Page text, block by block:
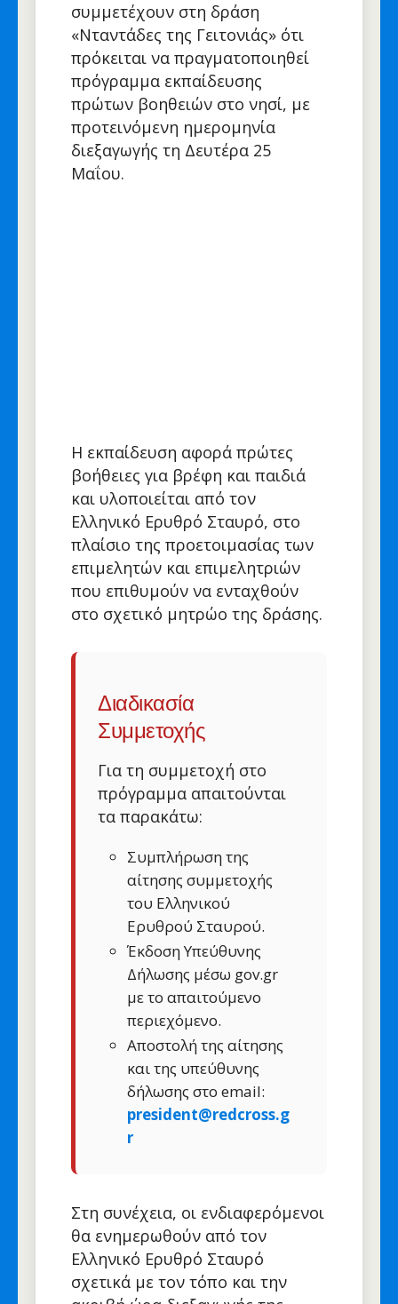
συμμετέχουν στη δράση
«Νταντάδες της Γειτονιάς» ότι
πρόκειται να πραγματοποιηθεί
πρόγραμμα εκπαίδευσης
πρώτων βοηθειών στο νησί, με
προτεινόμενη ημερομηνία
διεξαγωγής τη Δευτέρα 25
Μαΐου.
Η εκπαίδευση αφορά πρώτες
βοήθειες για βρέφη και παιδιά
και υλοποιείται από τον
Ελληνικό Ερυθρό Σταυρό, στο
πλαίσιο της προετοιμασίας των
επιμελητών και επιμελητριών
που επιθυμούν να ενταχθούν
στο σχετικό μητρώο της δράσης.
Διαδικασία
Συμμετοχής
Για τη συμμετοχή στο
πρόγραμμα απαιτούνται
τα παρακάτω:
Συμπλήρωση της
αίτησης συμμετοχής
του Ελληνικού
Ερυθρού Σταυρού.
Έκδοση Υπεύθυνης
Δήλωσης μέσω gov.gr
με το απαιτούμενο
περιεχόμενο.
Αποστολή της αίτησης
και της υπεύθυνης
δήλωσης στο email:
president@redcross.g
r
Στη συνέχεια, οι ενδιαφερόμενοι
θα ενημερωθούν από τον
Ελληνικό Ερυθρό Σταυρό
σχετικά με τον τόπο και την